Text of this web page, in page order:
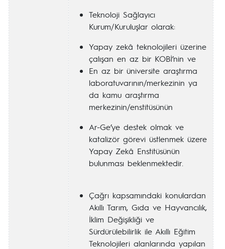
Teknoloji Sağlayıcı
Kurum/Kuruluşlar olarak:
Yapay zekâ teknolojileri üzerine
çalışan en az bir KOBİ’nin ve
En az bir üniversite araştırma
laboratuvarının/merkezinin ya
da kamu araştırma
merkezinin/enstitüsünün
Ar-Ge’ye destek olmak ve
katalizör görevi üstlenmek üzere
Yapay Zekâ Enstitüsünün
bulunması beklenmektedir.
Çağrı kapsamındaki konulardan
Akıllı Tarım, Gıda ve Hayvancılık,
İklim Değişikliği ve
Sürdürülebilirlik ile Akıllı Eğitim
Teknolojileri alanlarında yapılan